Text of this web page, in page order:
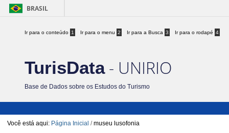
BRASIL
Ir para o conteúdo 1 Ir para o menu 2 Ir para a Busca 3 Ir para o rodapé 4
TurisData- UNIRIO
Base de Dados sobre os Estudos do Turismo
Você está aqui: Página Inicial /museu lusofonia